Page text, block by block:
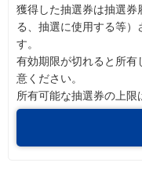
獲得した抽選券は抽選
る、抽選に使用する等
す。
有効期限が切れると所
意ください。
所有可能な抽選券の上限